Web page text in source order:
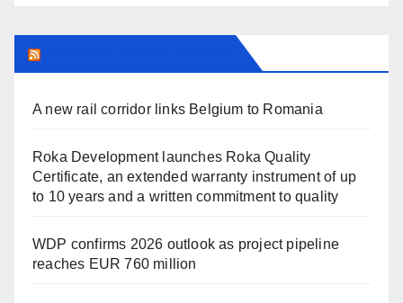
A new rail corridor links Belgium to Romania
Roka Development launches Roka Quality
Certificate, an extended warranty instrument of up
to 10 years and a written commitment to quality
WDP confirms 2026 outlook as project pipeline
reaches EUR 760 million